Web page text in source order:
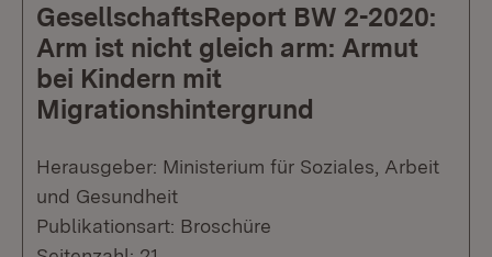
GesellschaftsReport BW 2-2020:
Arm ist nicht gleich arm: Armut
bei Kindern mit
Migrationshintergrund
Herausgeber: Ministerium für Soziales, Arbeit
und Gesundheit
Publikationsart: Broschüre